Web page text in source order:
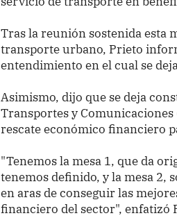
Tras la reunión sostenida esta
transporte urbano, Prieto
entendimiento en el cual se
Asimismo, dijo que se deja
Transportes y
rescate económico financiero
"Tenemos la mesa 1, que da
tenemos definido, y la mesa 2,
en aras de conseguir las
financiero del sector", enfatizó